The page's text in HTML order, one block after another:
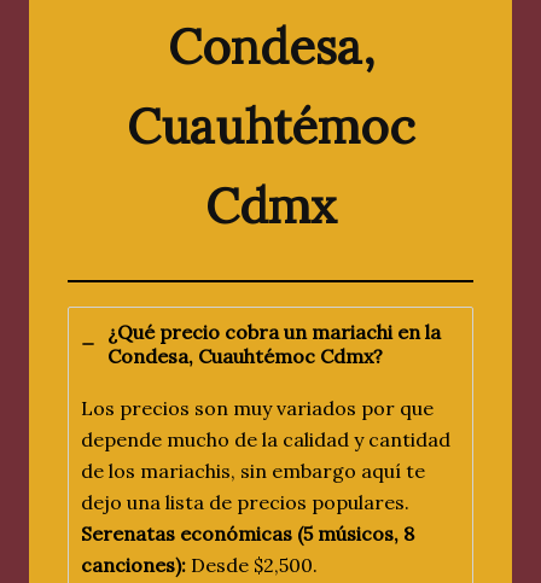
Condesa,
Cuauhtémoc
Cdmx
¿Qué precio cobra un mariachi enla
Condesa, Cuauhtémoc Cdmx?
Los precios son muy variados por que
depende mucho de la calidad y cantidad
de los mariachis, sin embargo aquí te
dejo una lista de precios populares.
Serenatas económicas (5 músicos, 8
canciones): Desde $2,500.